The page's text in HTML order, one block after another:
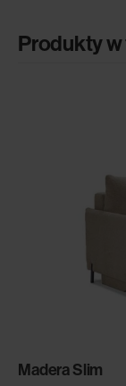
Produkty
Madera Slim